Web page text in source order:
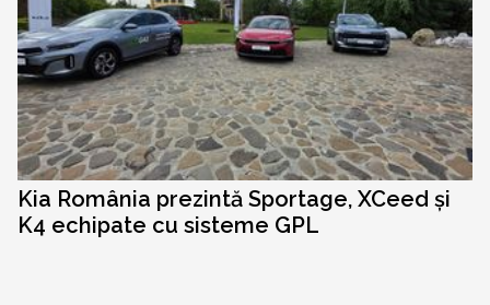
Kia România prezintă Sportage, XCeed și
K4 echipate cu sisteme GPL